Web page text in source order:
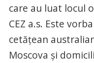
care au luat locul
CEZ a.s. Este
cetățean
Moscova și